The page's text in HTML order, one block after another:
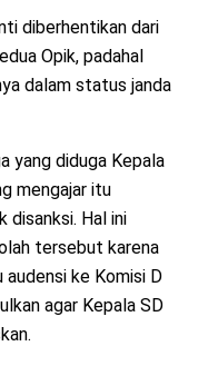
diberhentikan dari
Opik, padahal
dalam status janda
yang diduga Kepala
mengajar itu
disanksi. Hal ini
tersebut karena
ke Komisi D
agar Kepala SD